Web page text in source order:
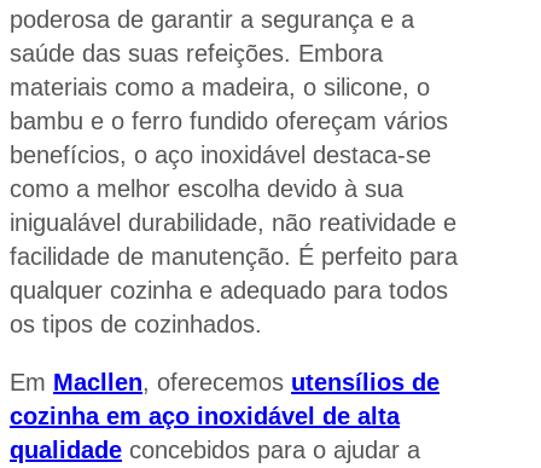
poderosa de garantir a segurança e a
saúde das suas refeições. Embora
materiais como a madeira, o silicone, o
bambu e o ferro fundido ofereçam vários
benefícios, o aço inoxidável destaca-se
como a melhor escolha devido à sua
inigualável durabilidade, não reatividade e
facilidade de manutenção. É perfeito para
qualquer cozinha e adequado para todos
os tipos de cozinhados.
Em Macllen, oferecemos utensílios de
cozinha em aço inoxidável de alta
qualidade concebidos para o ajudar a